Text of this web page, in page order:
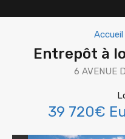
Accueil
Entrepôt à
6 AVENUE
39 720€